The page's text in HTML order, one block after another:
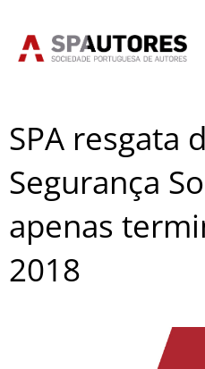
SPA resgata
Segurança
apenas
2018